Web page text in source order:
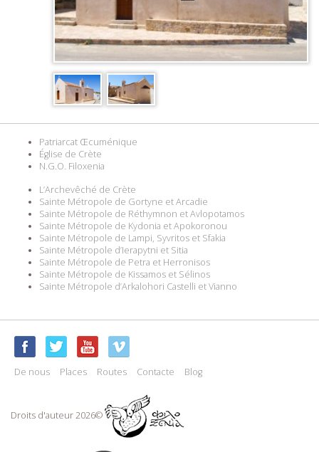
Patriarcat Œcuménique
Église de Crète
N.G.O. Filoxenia
L’Archevêché de Crète
Sainte Métropole de Gortyne et Arcadie
Sainte Métropole de Réthymnon et Avlopotamos
Sainte Métropole de Kydonia et Apokoronou
Sainte Métropole de Lampi, Syvritos et Sfakia
Sainte Métropole d’Ierapytni et Sitia
Sainte Métropole de Petra et Herronisos
Sainte Métropole de Kissamos et Sélinos
Sainte Métropole d’Arkalohori Castelli et Vianno
De nous Places Routes Contacte Blog
Droits d'auteur 2026©